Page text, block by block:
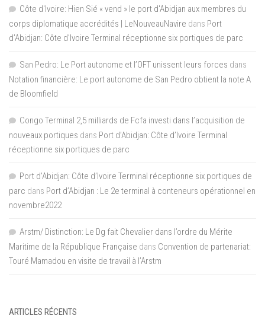
Côte d'Ivoire: Hien Sié « vend » le port d'Abidjan aux membres du
corps diplomatique accrédités | LeNouveauNavire dans Port
d’Abidjan: Côte d’Ivoire Terminal réceptionne six portiques de parc
San Pedro: Le Port autonome et l’OFT unissent leurs forces dans
Notation financière: Le port autonome de San Pedro obtient la note A
de Bloomfield
Congo Terminal 2,5 milliards de Fcfa investi dans l’acquisition de
nouveaux portiques dans Port d’Abidjan: Côte d’Ivoire Terminal
réceptionne six portiques de parc
Port d'Abidjan: Côte d’Ivoire Terminal réceptionne six portiques de
parc dans Port d’Abidjan : Le 2e terminal à conteneurs opérationnel en
novembre2022
Arstm/ Distinction: Le Dg fait Chevalier dans l’ordre du Mérite
Maritime de la République Française dans Convention de partenariat:
Touré Mamadou en visite de travail à l’Arstm
ARTICLES RÉCENTS